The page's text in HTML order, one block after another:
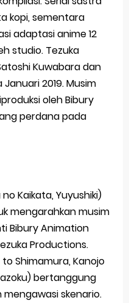
kopi, sementara
adaptasi anime 12
studio. Tezuka
Kuwabara dan
2019. Musim
oleh Bibury
perdana pada
Kaikata, Yuyushiki)
mengarahkan musim
Bibury Animation
Productions.
Shimamura, Kanojo
bertanggung
skenario.